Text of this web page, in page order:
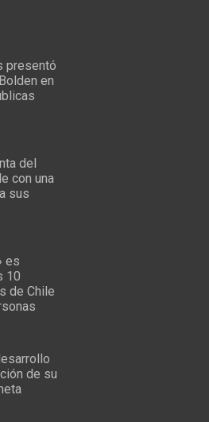
presentó
en
del
con una
sus
es
10
de Chile
de su